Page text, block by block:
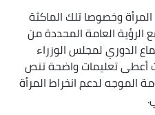
وخصوصا تلك الماكثة
الرؤية العامة المحددة من
الدوري لمجلس الوزراء
جانفي 2021، حيث أعطى تعليمات واضحة تنص
لدعم انخراط المرأة